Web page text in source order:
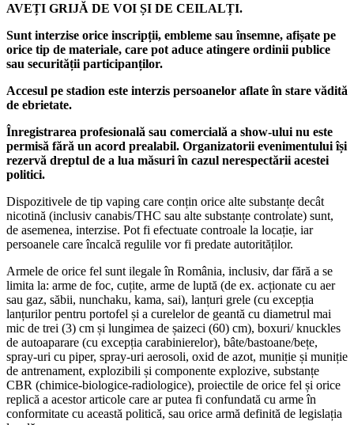
AVEȚI GRIJĂ DE VOI ȘI DE CEILALȚI.
Sunt interzise orice inscripții, embleme sau însemne, afișate pe
orice tip de materiale, care pot aduce atingere ordinii publice
sau securității participanților.
Accesul pe stadion este interzis persoanelor aflate în stare vădită
de ebrietate.
Înregistrarea profesională sau comercială a show-ului nu este
permisă fără un acord prealabil. Organizatorii evenimentului își
rezervă dreptul de a lua măsuri în cazul nerespectării acestei
politici.
Dispozitivele de tip vaping care conțin orice alte substanțe decât
nicotină (inclusiv canabis/THC sau alte substanțe controlate) sunt,
de asemenea, interzise. Pot fi efectuate controale la locație, iar
persoanele care încalcă regulile vor fi predate autorităților.
Armele de orice fel sunt ilegale în România, inclusiv, dar fără a se
limita la: arme de foc, cuțite, arme de luptă (de ex. acționate cu aer
sau gaz, săbii, nunchaku, kama, sai), lanțuri grele (cu excepția
lanțurilor pentru portofel și a curelelor de geantă cu diametrul mai
mic de trei (3) cm și lungimea de șaizeci (60) cm), boxuri/ knuckles
de autoaparare (cu excepția carabinierelor), bâte/bastoane/bețe,
spray-uri cu piper, spray-uri aerosoli, oxid de azot, muniție și muniție
de antrenament, explozibili și componente explozive, substanțe
CBR (chimice-biologice-radiologice), proiectile de orice fel și orice
replică a acestor articole care ar putea fi confundată cu arme în
conformitate cu această politică, sau orice armă definită de legislația